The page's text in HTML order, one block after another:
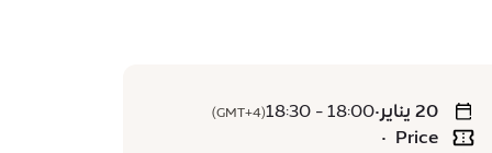
20 يناير •
18:00 - 18:30
(GMT+4)
Price
•